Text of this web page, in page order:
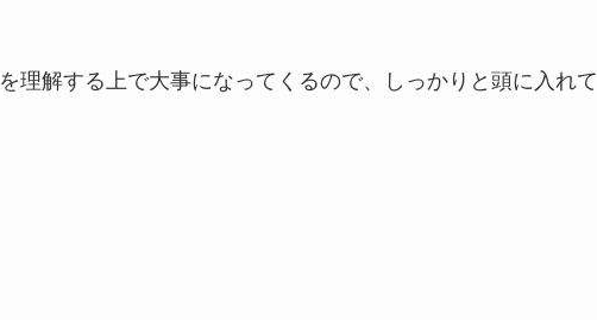
を理解する上で大事になってくるので、しっかりと頭に入れて